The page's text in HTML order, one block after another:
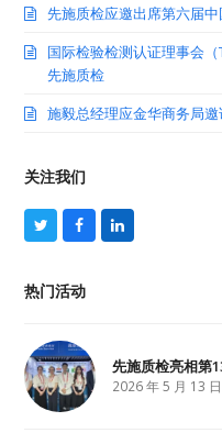
先施质检应邀出席第六届
国际检验检测认证理事会
先施质检
施毅总经理应金华商务局
关注我们
T
w
t
t
F
a
e
b
k
L
i
热门活动
先施质检亮相第
2026 年 5 月 13 日